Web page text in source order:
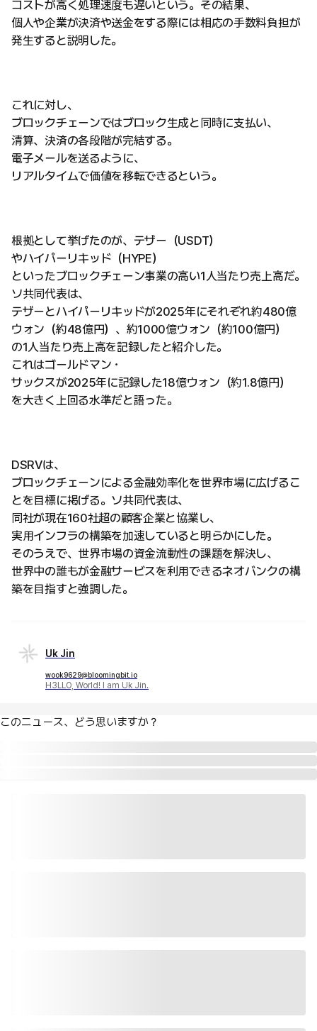
コストが高く処理速度も遅いという。その結果、
個人や企業が決済や送金をする際には相応の手数料負担が
発生すると説明した。
これに対し、
ブロックチェーンではブロック生成と同時に支払い、
清算、決済の各段階が完結する。
電子メールを送るように、
リアルタイムで価値を移転できるという。
根拠として挙げたのが、テザー（USDT）
やハイパーリキッド（HYPE）
といったブロックチェーン事業の高い1人当たり売上高だ。
ソ共同代表は、
テザーとハイパーリキッドが2025年にそれぞれ約480億
ウォン（約48億円）、約1000億ウォン（約100億円）
の1人当たり売上高を記録したと紹介した。
これはゴールドマン・
サックスが2025年に記録した18億ウォン（約1.8億円）
を大きく上回る水準だと語った。
DSRVは、
ブロックチェーンによる金融効率化を世界市場に広げるこ
とを目標に掲げる。ソ共同代表は、
同社が現在160社超の顧客企業と協業し、
実用インフラの構築を加速していると明らかにした。
そのうえで、世界市場の資金流動性の課題を解決し、
世界中の誰もが金融サービスを利用できるネオバンクの構
築を目指すと強調した。
Uk Jin
wook9629@bloomingbit.io
H3LLO, World! I am Uk Jin.
このニュース、どう思いますか？